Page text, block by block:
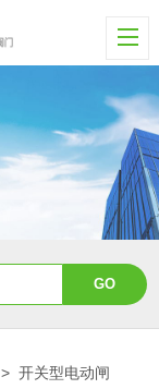
>开关型电动闸